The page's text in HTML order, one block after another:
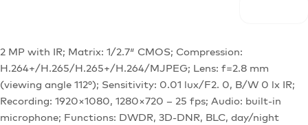
2 MP with IR; Matrix: 1/2.7″ CMOS; Compression:
H.264+/H.265/H.265+/H.264/MJPEG; Lens: f=2.8 mm
(viewing angle 112°); Sensitivity: 0.01 lux/F2. 0, B/W 0 lx IR;
Recording: 1920×1080, 1280×720 – 25 fps; Audio: built-in
microphone; Functions: DWDR, 3D-DNR, BLC, day/night